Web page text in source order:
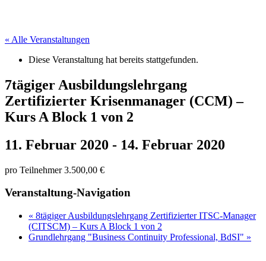
« Alle Veranstaltungen
Diese Veranstaltung hat bereits stattgefunden.
7tägiger Ausbildungslehrgang
Zertifizierter Krisenmanager (CCM) –
Kurs A Block 1 von 2
11. Februar 2020 - 14. Februar 2020
pro Teilnehmer 3.500,00 €
Veranstaltung-Navigation
« 8tägiger Ausbildungslehrgang Zertifizierter ITSC-Manager
(CITSCM) – Kurs A Block 1 von 2
Grundlehrgang "Business Continuity Professional, BdSI" »